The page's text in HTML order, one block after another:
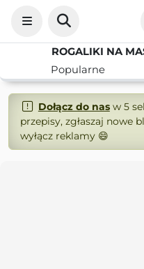
Popularne
Dołącz do nasw 5
przepisy, zgłaszaj nowe
wyłącz reklamy 😄